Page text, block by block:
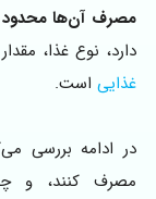
مصرف آن‌ها
دارد، نوع غذا،
غذاییاست.
در ادامه بررسی
مصرف کنند، و